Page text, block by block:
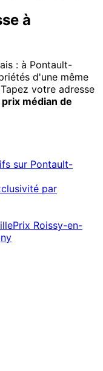
à
: à Pontault-
d'une même
votre adresse
prix médian de
sur Pontault-
par
Prix Roissy-en-